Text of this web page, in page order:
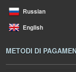
Russian
English
METODI DI